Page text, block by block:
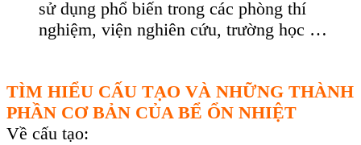
sử dụng phổ biến trong các phòng thí
nghiệm, viện nghiên cứu, trường học …
TÌM HIỂU CẤU TẠO VÀ NHỮNG THÀNH
PHẦN CƠ BẢN CỦA BỂ ỔN NHIỆT
Về cấu tạo: